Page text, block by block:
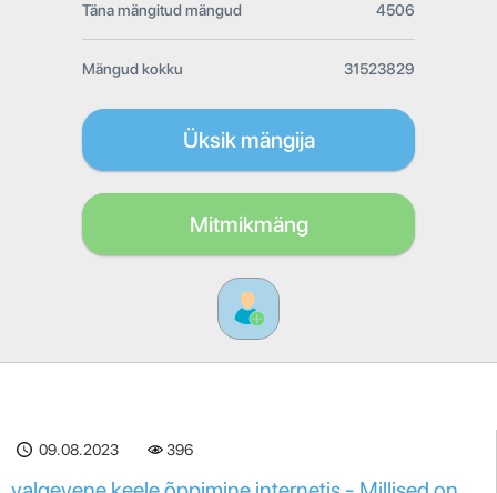
Täna mängitud mängud 4506
Mängud kokku 31523829
Üksik mängija
Mitmikmäng
09.08.2023 396